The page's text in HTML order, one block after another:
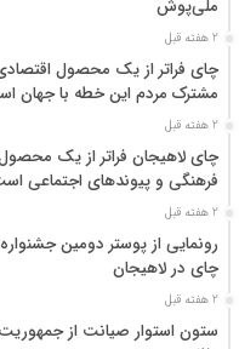
تجلیل نماینده لاهیجان از
ملی‌پوش
2 هفته قبل
چای فراتر از یک محصول
مشترک مردم این خطه با جهان
2 هفته قبل
چای لاهیجان فراتر از یک
فرهنگی و پیوندهای اجتماعی
2 هفته قبل
رونمایی از پوستر دومین
چای در لاهیجان
2 هفته قبل
ستون استوار صیانت از